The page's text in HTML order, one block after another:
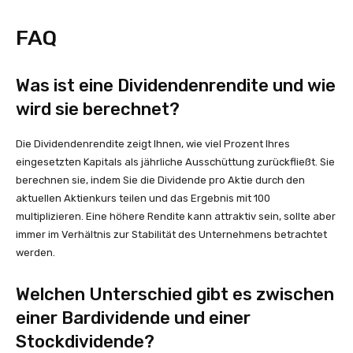
FAQ
Was ist eine Dividendenrendite und wie
wird sie berechnet?
Die Dividendenrendite zeigt Ihnen, wie viel Prozent Ihres
eingesetzten Kapitals als jährliche Ausschüttung zurückfließt. Sie
berechnen sie, indem Sie die Dividende pro Aktie durch den
aktuellen Aktienkurs teilen und das Ergebnis mit 100
multiplizieren. Eine höhere Rendite kann attraktiv sein, sollte aber
immer im Verhältnis zur Stabilität des Unternehmens betrachtet
werden.
Welchen Unterschied gibt es zwischen
einer Bardividende und einer
Stockdividende?